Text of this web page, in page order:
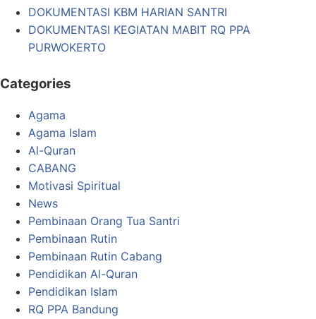
DOKUMENTASI KBM HARIAN SANTRI
DOKUMENTASI KEGIATAN MABIT RQ PPA
PURWOKERTO
Categories
Agama
Agama Islam
Al-Quran
CABANG
Motivasi Spiritual
News
Pembinaan Orang Tua Santri
Pembinaan Rutin
Pembinaan Rutin Cabang
Pendidikan Al-Quran
Pendidikan Islam
RQ PPA Bandung